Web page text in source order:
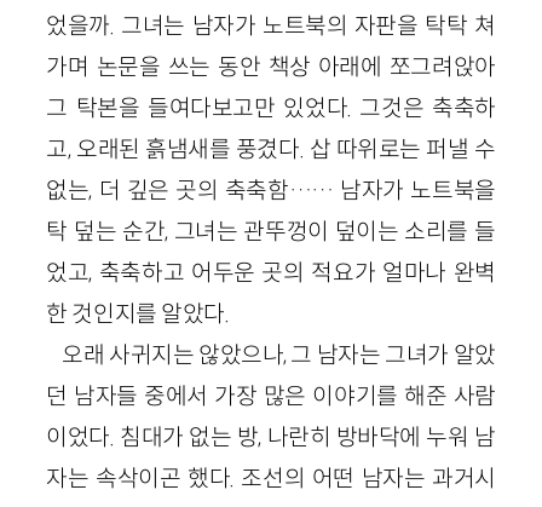
었을까. 그녀는 남자가 노트북의 자판을 탁탁 쳐
가며 논문을 쓰는 동안 책상 아래에 쪼그려앉아
그 탁본을 들여다보고만 있었다. 그것은 축축하
고, 오래된 흙냄새를 풍겼다. 삽 따위로는 퍼낼 수
없는, 더 깊은 곳의 축축함…… 남자가 노트북을
탁 덮는 순간, 그녀는 관뚜껑이 덮이는 소리를 들
었고, 축축하고 어두운 곳의 적요가 얼마나 완벽
한 것인지를 알았다.
오래 사귀지는 않았으나, 그 남자는 그녀가 알았
던 남자들 중에서 가장 많은 이야기를 해준 사람
이었다. 침대가 없는 방, 나란히 방바닥에 누워 남
자는 속삭이곤 했다. 조선의 어떤 남자는 과거시